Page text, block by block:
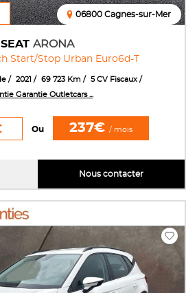
SEAT ARONA
Start/Stop Urban Euro6d-T
06800 Cagnes-sur-Mer
2021 69 723 Km
5 CV Fiscaux
Garantie Outletcars ...
Ou 237€ / mois
Nous contacter